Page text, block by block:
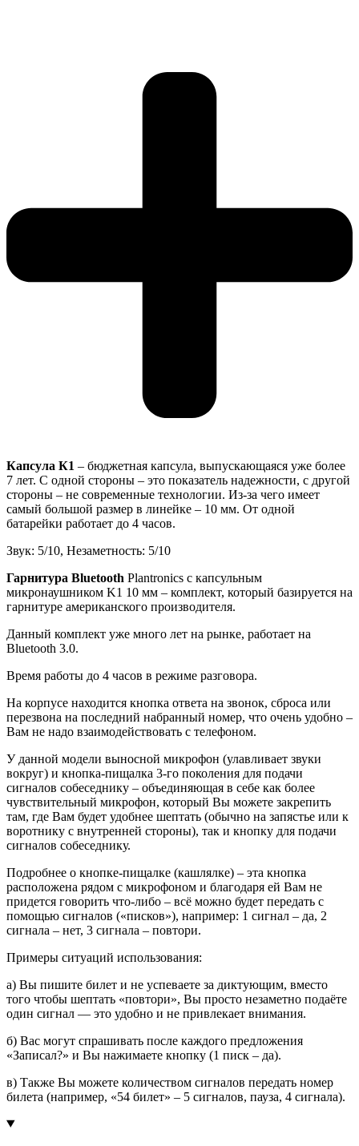
Капсула К1 – бюджетная капсула, выпускающаяся уже более
7 лет. С одной стороны – это показатель надежности, с другой
стороны – не современные технологии. Из-за чего имеет
самый большой размер в линейке – 10 мм. От одной
батарейки работает до 4 часов.
Звук: 5/10, Незаметность: 5/10
Гарнитура Bluetooth Plantronics с капсульным
микронаушником K1 10 мм – комплект, который базируется на
гарнитуре американского производителя.
Данный комплект уже много лет на рынке, работает на
Bluetooth 3.0.
Время работы до 4 часов в режиме разговора.
На корпусе находится кнопка ответа на звонок, сброса или
перезвона на последний набранный номер, что очень удобно –
Вам не надо взаимодействовать с телефоном.
У данной модели выносной микрофон (улавливает звуки
вокруг) и кнопка-пищалка 3-го поколения для подачи
сигналов собеседнику – объединяющая в себе как более
чувствительный микрофон, который Вы можете закрепить
там, где Вам будет удобнее шептать (обычно на запястье или к
воротнику с внутренней стороны), так и кнопку для подачи
сигналов собеседнику.
Подробнее о кнопке-пищалке (кашлялке) – эта кнопка
расположена рядом с микрофоном и благодаря ей Вам не
придется говорить что-либо – всё можно будет передать с
помощью сигналов («писков»), например: 1 сигнал – да, 2
сигнала – нет, 3 сигнала – повтори.
Примеры ситуаций использования:
а) Вы пишите билет и не успеваете за диктующим, вместо
того чтобы шептать «повтори», Вы просто незаметно подаёте
один сигнал — это удобно и не привлекает внимания.
б) Вас могут спрашивать после каждого предложения
«Записал?» и Вы нажимаете кнопку (1 писк – да).
в) Также Вы можете количеством сигналов передать номер
билета (например, «54 билет» – 5 сигналов, пауза, 4 сигнала).